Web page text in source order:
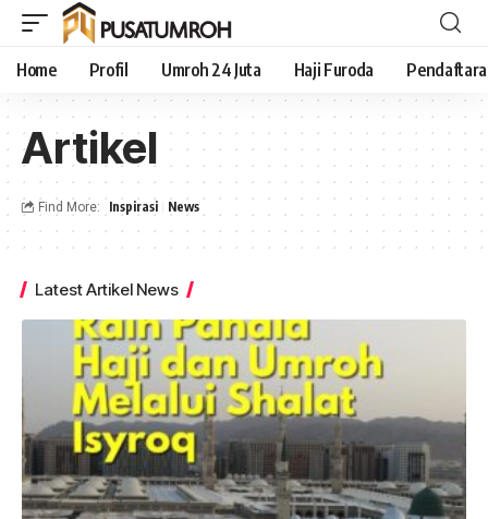
Home Profil Umroh 24 Juta Haji Furoda
Artikel
Find More: Inspirasi News
Latest Artikel News